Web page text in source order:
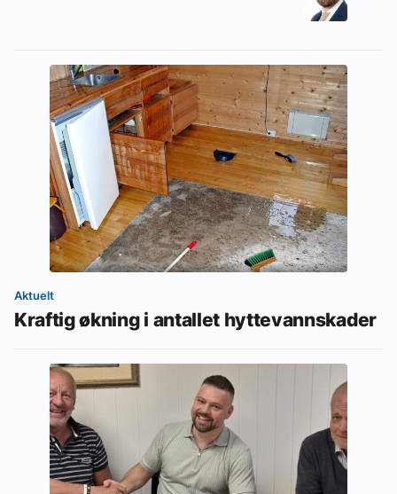
Aktuelt
Kraftig økning i antallet hyttevannskader